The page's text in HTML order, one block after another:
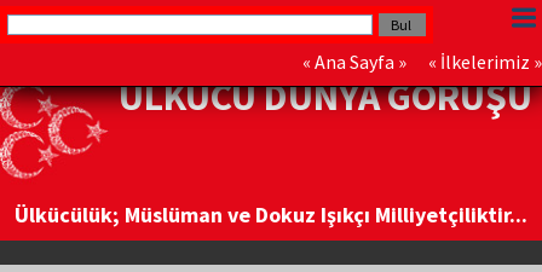
« Ana Sayfa » « İlkelerimiz »
ÜLKÜCÜ DÜNYA GÖRÜŞÜ
Ülkücülük; Müslüman ve Dokuz Işıkçı Milliyetçiliktir...